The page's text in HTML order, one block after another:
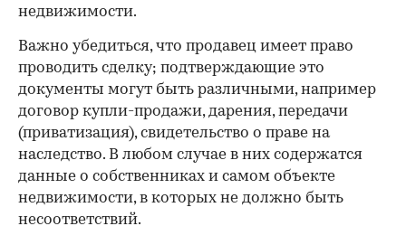
недвижимости.
Важно убедиться, что продавец имеет право
проводить сделку; подтверждающие это
документы могут быть различными, например
договор купли-продажи, дарения, передачи
(приватизация), свидетельство о праве на
наследство. В любом случае в них содержатся
данные о собственниках и самом объекте
недвижимости, в которых не должно быть
несоответствий.